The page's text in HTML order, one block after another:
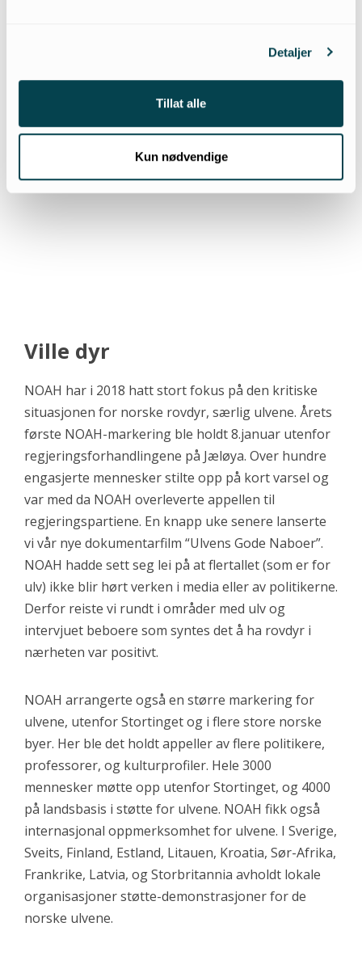
Detaljer
Tillat alle
Kun nødvendige
Ville dyr
NOAH har i 2018 hatt stort fokus på den kritiske
situasjonen for norske rovdyr, særlig ulvene. Årets
første NOAH-markering ble holdt 8.januar utenfor
regjeringsforhandlingene på Jæløya. Over hundre
engasjerte mennesker stilte opp på kort varsel og
var med da NOAH overleverte appellen til
regjeringspartiene. En knapp uke senere lanserte
vi vår nye dokumentarfilm “Ulvens Gode Naboer”.
NOAH hadde sett seg lei på at flertallet (som er for
ulv) ikke blir hørt verken i media eller av politikerne.
Derfor reiste vi rundt i områder med ulv og
intervjuet beboere som syntes det å ha rovdyr i
nærheten var positivt.
NOAH arrangerte også en større markering for
ulvene, utenfor Stortinget og i flere store norske
byer. Her ble det holdt appeller av flere politikere,
professorer, og kulturprofiler. Hele 3000
mennesker møtte opp utenfor Stortinget, og 4000
på landsbasis i støtte for ulvene. NOAH fikk også
internasjonal oppmerksomhet for ulvene. I Sverige,
Sveits, Finland, Estland, Litauen, Kroatia, Sør-Afrika,
Frankrike, Latvia, og Storbritannia avholdt lokale
organisasjoner støtte-demonstrasjoner for de
norske ulvene.